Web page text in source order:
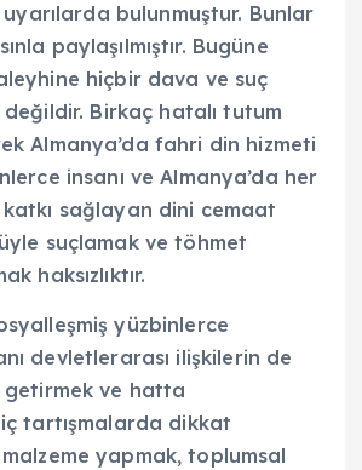
‎uyarılarda bulunmuştur. Bunlar
paylaşılmıştır. Bugüne
hiçbir dava ve suç
değildir. Birkaç hatalı ‎tutum
Almanya’da fahri ‎din hizmeti
insanı ‎ve Almanya’da her
katkı ‎sağlayan dini cemaat
‎suçlamak ve töhmet
‎haksızlıktır.‎
yüzbinlerce
devletlerarası ‎ilişkilerin de
getirmek ve ‎hatta
tartışmalarda ‎dikkat
yapmak, ‎toplumsal